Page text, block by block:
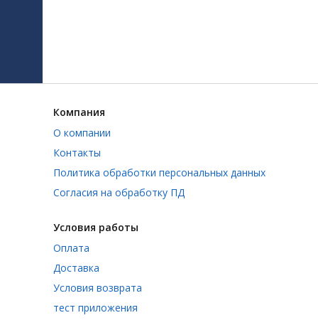
Компания
О компании
Контакты
Политика обработки персональных данных
Согласия на обработку ПД
Условия работы
Оплата
Доставка
Условия возврата
тест приложения